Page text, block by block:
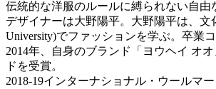
伝統的な洋服のルールに縛られない自由
デザイナーは大野陽平。大野陽平は、
University)でファッションを学ぶ。卒業
2014年、自身のブランド「ヨウヘイ オ
ドを受賞。
2018-19インターナショナル・ウールマ